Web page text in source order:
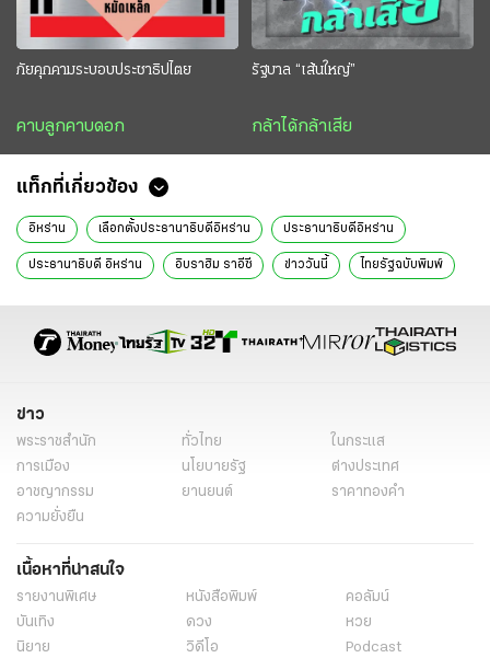
ภัยคุกคามระบอบประชาธิปไตย
คาบลูกคาบดอก
รัฐบาล “เส้นใหญ่”
กล้าได้กล้าเสีย
แท็กที่เกี่ยวข้อง
อิหร่าน เลือกตั้งประธานาธิบดีอิหร่าน ประธานาธิบดีอิหร่าน
ประธานาธิบดี อิหร่าน อิบราฮิม ราอีซี ข่าววันนี้ ไทยรัฐฉบับพิมพ์
ข่าว
พระราชสำนัก ทั่วไทย
ในกระแส
การเมือง
นโยบายรัฐ
ต่างประเทศ
อาชญากรรม
ยานยนต์
ราคาทองคำ
ความยั่งยืน
เนื้อหาที่น่าสนใจ
รายงานพิเศษ หนังสือพิมพ์
คอลัมน์
บันเทิง
ดวง
หวย
นิยาย
วิดีโอ
Podcast